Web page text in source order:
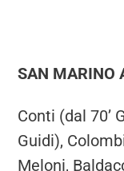
SAN MARINO
Conti (dal 70’
Guidi),
Meloni,